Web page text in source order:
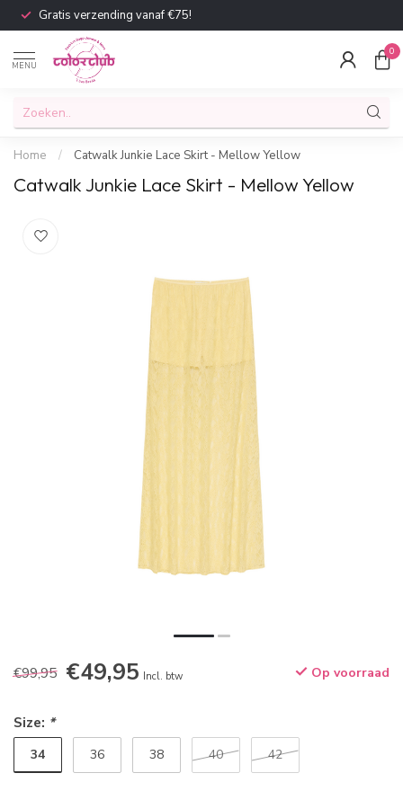
Gratis verzending vanaf €75!
MENU
0
Home / Catwalk Junkie Lace Skirt - Mellow Yellow
Catwalk Junkie Lace Skirt - Mellow Yellow
€99,95 €49,95 Incl. btw Op voorraad
Size: *
34 36 38 40 42